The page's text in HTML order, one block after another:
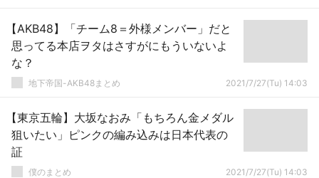
【AKB48】「チーム8＝外様メンバー」だと
思ってる本店ヲタはさすがにもういないよ
な？
地下帝国-AKB48まとめ 2021/7/27(Tu) 14:03
【東京五輪】大坂なおみ「もちろん金メダル
狙いたい」ピンクの編み込みは日本代表の
証
僕のまとめ 2021/7/27(Tu) 14:03